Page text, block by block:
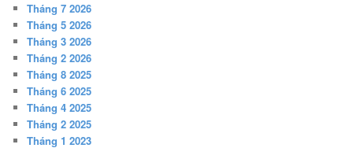
Tháng 7 2026
Tháng 5 2026
Tháng 3 2026
Tháng 2 2026
Tháng 8 2025
Tháng 6 2025
Tháng 4 2025
Tháng 2 2025
Tháng 1 2023